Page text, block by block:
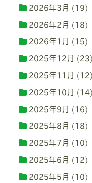
2026年3月 (19)
2026年2月 (18)
2026年1月 (15)
2025年12月 (23)
2025年11月 (12)
2025年10月 (14)
2025年9月 (16)
2025年8月 (18)
2025年7月 (10)
2025年6月 (12)
2025年5月 (10)